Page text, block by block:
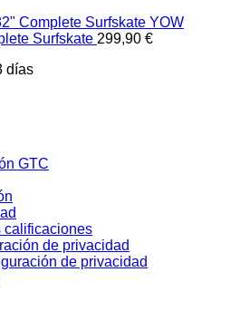
YOW
Surfskate 299,90 €
días
GTC
calificaciones
de privacidad
de privacidad